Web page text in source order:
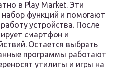
в Play Market. Эти
функций и помогают
устройства. После
смартфон и
Остается выбрать
программы работают
утилиты и игры на